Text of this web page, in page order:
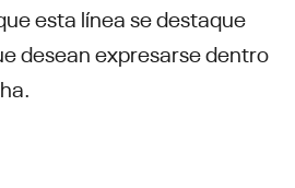
esta línea se destaque
desean expresarse dentro